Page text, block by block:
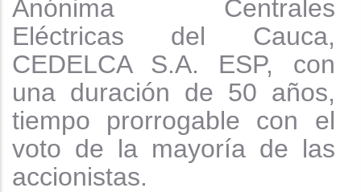
Anónima Centrales
Eléctricas del Cauca,
CEDELCA S.A. ESP, con
una duración de 50 años,
tiempo prorrogable con el
voto de la mayoría de las
accionistas.